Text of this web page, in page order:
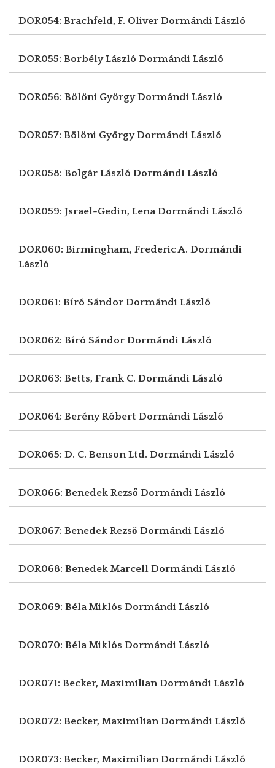
DOR054: Brachfeld, F. Oliver Dormándi László
DOR055: Borbély László Dormándi László
DOR056: Bölöni GyörgyDormándi László
DOR057: Bölöni GyörgyDormándi László
DOR058: Bolgár László Dormándi László
DOR059: Jsrael-Gedin, LenaDormándi László
DOR060: Birmingham, Frederic A. Dormándi
László
DOR061: Bíró Sándor Dormándi László
DOR062: Bíró Sándor Dormándi László
DOR063: Betts, Frank C. Dormándi László
DOR064: Berény Róbert Dormándi László
DOR065: D. C. Benson Ltd. Dormándi László
DOR066: Benedek Rezső Dormándi László
DOR067: Benedek Rezső Dormándi László
DOR068: Benedek Marcell Dormándi László
DOR069: Béla Miklós Dormándi László
DOR070: Béla Miklós Dormándi László
DOR071: Becker, MaximilianDormándi László
DOR072: Becker, MaximilianDormándi László
DOR073: Becker, MaximilianDormándi László